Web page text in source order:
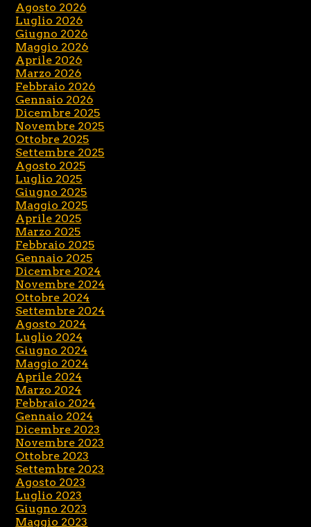
Agosto 2026
Luglio 2026
Giugno 2026
Maggio 2026
Aprile 2026
Marzo 2026
Febbraio 2026
Gennaio 2026
Dicembre 2025
Novembre 2025
Ottobre 2025
Settembre 2025
Agosto 2025
Luglio 2025
Giugno 2025
Maggio 2025
Aprile 2025
Marzo 2025
Febbraio 2025
Gennaio 2025
Dicembre 2024
Novembre 2024
Ottobre 2024
Settembre 2024
Agosto 2024
Luglio 2024
Giugno 2024
Maggio 2024
Aprile 2024
Marzo 2024
Febbraio 2024
Gennaio 2024
Dicembre 2023
Novembre 2023
Ottobre 2023
Settembre 2023
Agosto 2023
Luglio 2023
Giugno 2023
Maggio 2023